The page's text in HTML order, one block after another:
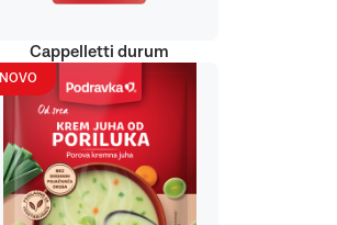
Cappelletti durum
NOVO